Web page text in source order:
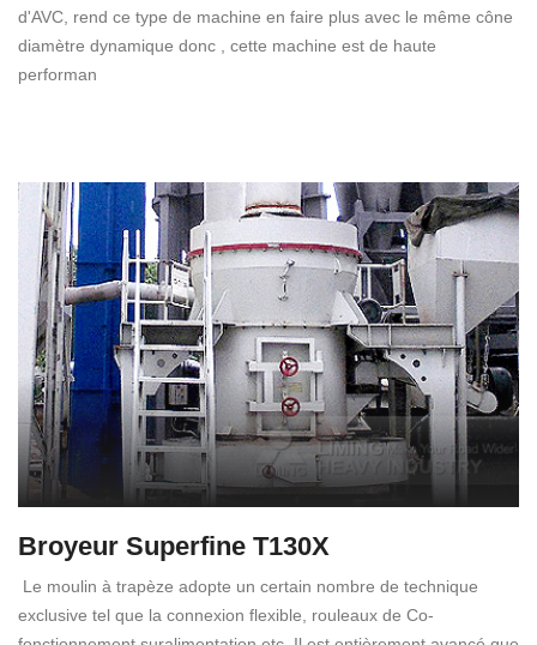
d'AVC, rend ce type de machine en faire plus avec le même cône
diamètre dynamique donc , cette machine est de haute
performan
Broyeur Superfine T130X
Le moulin à trapèze adopte un certain nombre de technique
exclusive tel que la connexion flexible, rouleaux de Co-